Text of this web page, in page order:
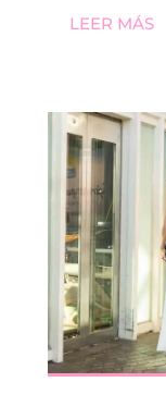
LEER MÁS